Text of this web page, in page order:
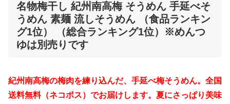
名物梅干し 紀州南高梅 そうめん 手延べそ
うめん 素麺 流しそうめん （食品ランキン
グ1位） （総合ランキング1位）※めんつ
ゆは別売りです
紀州南高梅の梅肉を練り込んだ、手延べ梅そうめん。全国
送料無料（ネコポス）でお届けします。夏にさっぱり美味